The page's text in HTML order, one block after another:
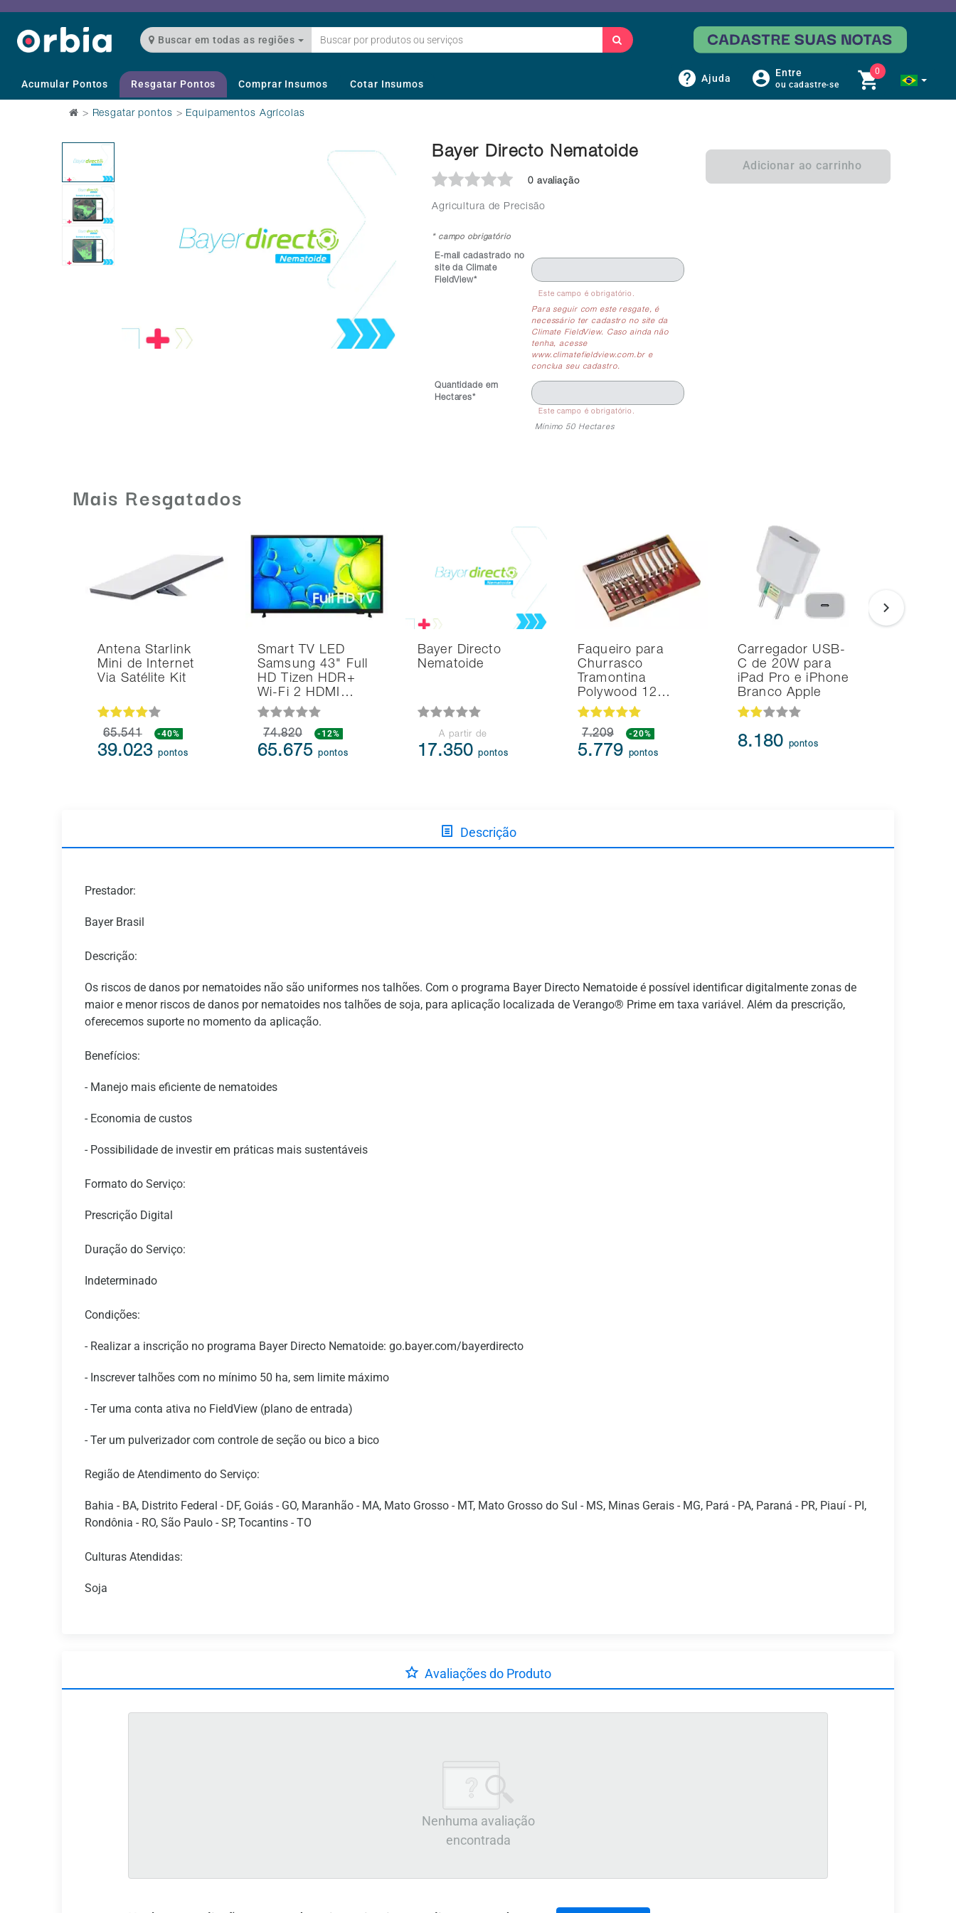
Buscar em todas as regiões
Acumular Pontos Resgatar Pontos Comprar Insumos Cotar Insumos Ajuda Entre
ou cadastre-se
0
> Resgatar pontos > Equipamentos Agrícolas
Bayer Directo Nematoide
0 avaliação
Agricultura de Precisão
* campo obrigatório
E-mail cadastrado no
site da Climate
FieldView*
Este campo é obrigatório.
Para seguir com este resgate, é
necessário ter cadastro no site da
Climate FieldView. Caso ainda não
tenha, acesse
www.climatefieldview.com.br e
conclua seu cadastro.
Quantidade em
Hectares*
Este campo é obrigatório.
Mínimo 50 Hectares
Adicionar ao carrinho
Mais Resgatados
Antena Starlink
Mini de Internet
Via Satélite Kit
65.541 -40%
39.023pontos
Smart TV LED
Samsung 43" Full
HD Tizen HDR+
Wi-Fi 2 HDMI…
74.820 -12%
65.675pontos
Bayer Directo
Nematoide
A partir de
17.350pontos
Faqueiro para
Churrasco
Tramontina
Polywood 12…
7.209 -20%
5.779 pontos
Carregador USB-
C de 20W para
iPad Pro e iPhone
Branco Apple
8.180 pontos
Descrição
Prestador:
Bayer Brasil
Descrição:
Os riscos de danos por nematoides não são uniformes nos talhões. Com o programa Bayer Directo Nematoide é possível identificar digitalmente zonas de
maior e menor riscos de danos por nematoides nos talhões de soja, para aplicação localizada de Verango® Prime em taxa variável. Além da prescrição,
oferecemos suporte no momento da aplicação.
Benefícios:
- Manejo mais eficiente de nematoides
- Economia de custos
- Possibilidade de investir em práticas mais sustentáveis
Formato do Serviço:
Prescrição Digital
Duração do Serviço:
Indeterminado
Condições:
- Realizar a inscrição no programa Bayer Directo Nematoide: go.bayer.com/bayerdirecto
- Inscrever talhões com no mínimo 50 ha, sem limite máximo
- Ter uma conta ativa no FieldView (plano de entrada)
- Ter um pulverizador com controle de seção ou bico a bico
Região de Atendimento do Serviço:
Bahia - BA, Distrito Federal - DF, Goiás - GO, Maranhão - MA, Mato Grosso - MT, Mato Grosso do Sul - MS, Minas Gerais - MG, Pará - PA, Paraná - PR, Piauí - PI,
Rondônia - RO, São Paulo - SP, Tocantins - TO
Culturas Atendidas:
Soja
Avaliações do Produto
Nenhuma avaliação
encontrada